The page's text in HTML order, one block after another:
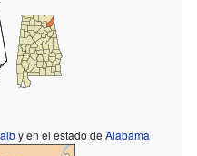
y en el estado deAlabama